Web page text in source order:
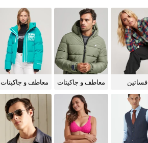
فساتين
معاطف و جاكيتات
معاطف و جاكيتات